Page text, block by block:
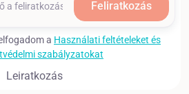
Feliratkozás
a Használati feltételeket és
szabályzatokat
Leiratkozás